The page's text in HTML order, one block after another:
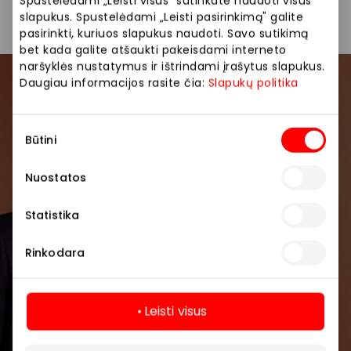
slapukus. Spustelėdami „Leisti pasirinkimą" galite
pasirinkti, kuriuos slapukus naudoti. Savo sutikimą
bet kada galite atšaukti pakeisdami interneto
naršyklės nustatymus ir ištrindami įrašytus slapukus.
Daugiau informacijos rasite čia: Slapukų politika
pasirinkimas
Būtini
Nuostatos
Statistika
Rinkodara
Leisti visus
Prisijunkite prie mūsų
bendruomenės
Pirmieji sužinokite apie geriausius pasiūlymus,
renginius ir naujausią informaciją iš AKROPOLIS
Prenumeruoti
Daugiau